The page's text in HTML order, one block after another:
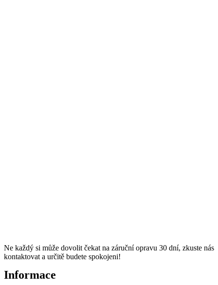
Ne každý si může dovolit čekat na záruční opravu 30 dní, zkuste nás
kontaktovat a určitě budete spokojeni!
Informace